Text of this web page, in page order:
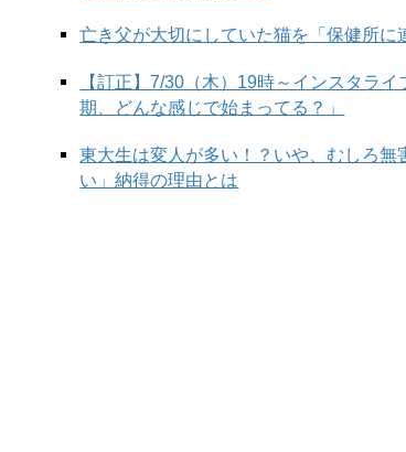
亡き父が大切にしていた猫を「保健所
【訂正】7/30（木）19時～インスタラ
期、どんな感じで始まってる？」
東大生は変人が多い！？いや、むしろ
い」納得の理由とは